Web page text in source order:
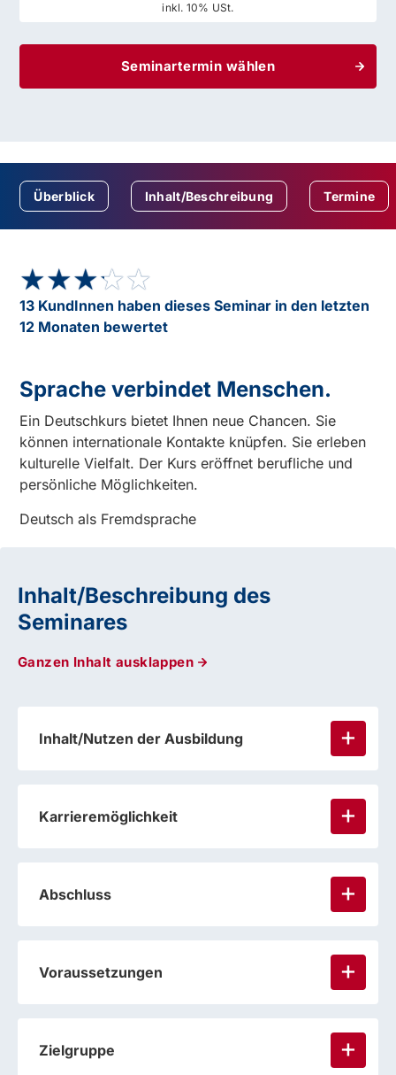
inkl. 10% USt.
Seminartermin wählen
Überblick Inhalt/Beschreibung Termine
★★★★★
★★★★★
13 KundInnen haben dieses Seminar in den letzten
12 Monaten bewertet
Sprache verbindet Menschen.
Ein Deutschkurs bietet Ihnen neue Chancen. Sie
können internationale Kontakte knüpfen. Sie erleben
kulturelle Vielfalt. Der Kurs eröffnet berufliche und
persönliche Möglichkeiten.
Deutsch als Fremdsprache
Inhalt/Beschreibung des
Seminares
Ganzen Inhalt ausklappen
Inhalt/Nutzen der Ausbildung
Karrieremöglichkeit
Abschluss
Voraussetzungen
Zielgruppe